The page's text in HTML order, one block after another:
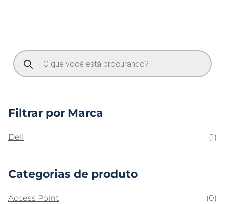
Filtrar por Marca
Dell (1)
Categorias de produto
Access Point
(0)